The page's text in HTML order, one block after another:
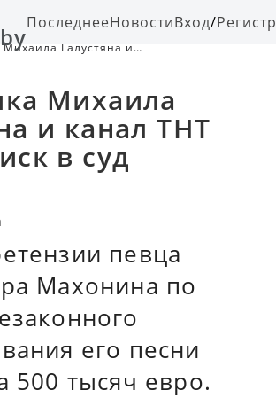
ПоследнееНовостиВход/
Галустяна и
Михаила
и канал ТНТ
в суд
певца
Махонина по
его песни
500 тысяч евро.